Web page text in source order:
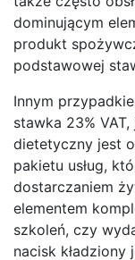
dominującym
produkt
podstawowej
Innym
stawka 23%
dietetyczny jest
pakietu usług,
dostarczaniem
elementem
szkoleń, czy
nacisk kładziony